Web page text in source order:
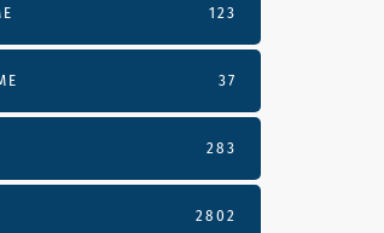
123
37
283
2802